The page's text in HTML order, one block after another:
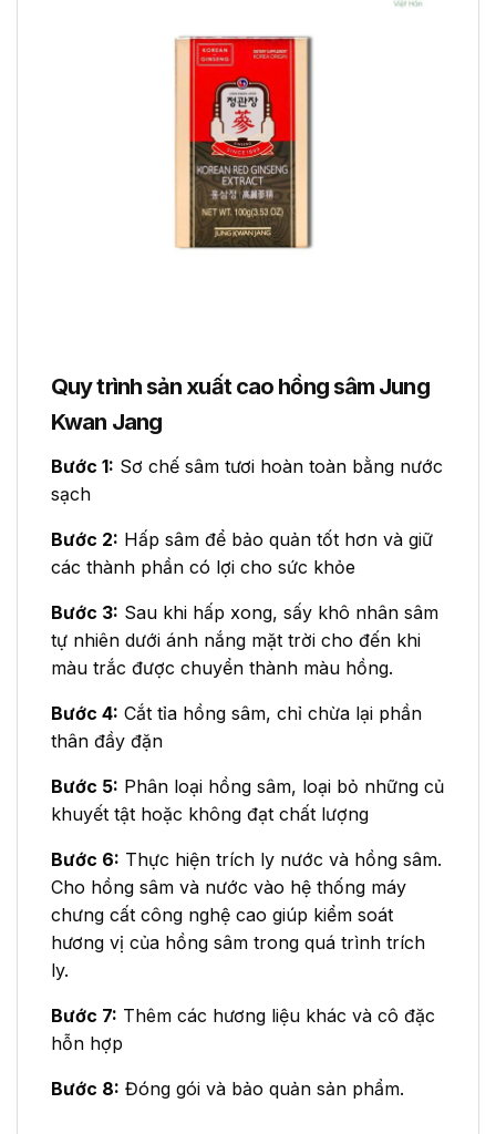
Quy trình sản xuất cao hồng sâm Jung
Kwan Jang
Bước 1: Sơ chế sâm tươi hoàn toàn bằng nước
sạch
Bước 2: Hấp sâm để bảo quản tốt hơn và giữ
các thành phần có lợi cho sức khỏe
Bước 3: Sau khi hấp xong, sấy khô nhân sâm
tự nhiên dưới ánh nắng mặt trời cho đến khi
màu trắc được chuyển thành màu hồng.
Bước 4: Cắt tỉa hồng sâm, chỉ chừa lại phần
thân đầy đặn
Bước 5: Phân loại hồng sâm, loại bỏ những củ
khuyết tật hoặc không đạt chất lượng
Bước 6: Thực hiện trích ly nước và hồng sâm.
Cho hồng sâm và nước vào hệ thống máy
chưng cất công nghệ cao giúp kiểm soát
hương vị của hồng sâm trong quá trình trích
ly.
Bước 7: Thêm các hương liệu khác và cô đặc
hỗn hợp
Bước 8: Đóng gói và bảo quản sản phẩm.